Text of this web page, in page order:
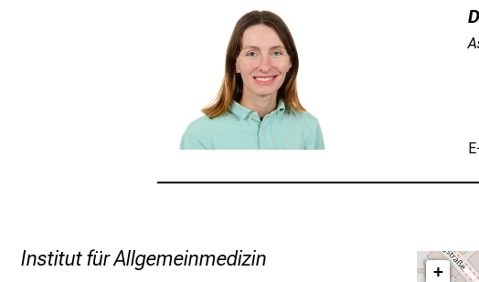
Institut für Allgemeinmedizin
+